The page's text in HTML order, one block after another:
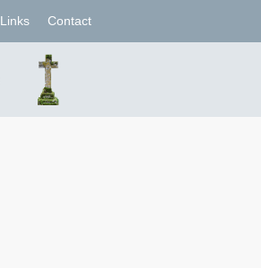
Links Contact